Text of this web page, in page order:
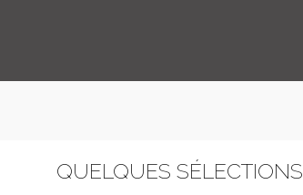
QUELQUES SÉLECTIONS